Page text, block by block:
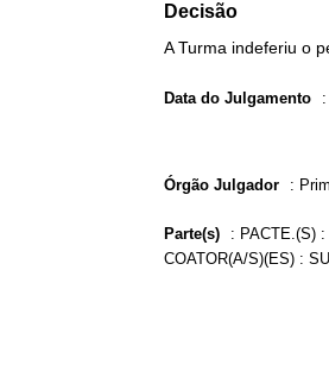
Decisão
A Turma indeferiu o
Data do Julgamento :
Órgão Julgador :
Parte(s) : PACTE.(S)
COATOR(A/S)(ES) :